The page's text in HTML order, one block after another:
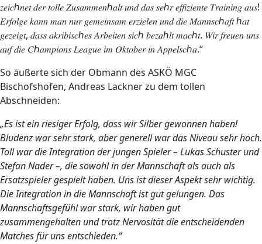
𝑧𝑒𝑖𝑐ℎ𝑛𝑒𝑡 𝑑𝑒𝑟 𝑡𝑜𝑙𝑙𝑒 𝑍𝑢𝑠𝑎𝑚𝑚𝑒𝑛ℎ𝑎𝑙𝑡 𝑢𝑛𝑑 𝑑𝑎𝑠 𝑠𝑒ℎ𝑟 𝑒𝑓𝑓𝑖𝑧𝑖𝑒𝑛𝑡𝑒 𝑇𝑟𝑎𝑖𝑛𝑖𝑛𝑔 𝑎𝑢𝑠!
𝐸𝑟𝑓𝑜𝑙𝑔𝑒 𝑘𝑎𝑛𝑛 𝑚𝑎𝑛 𝑛𝑢𝑟 𝑔𝑒𝑚𝑒𝑖𝑛𝑠𝑎𝑚 𝑒𝑟𝑧𝑖𝑒𝑙𝑒𝑛 𝑢𝑛𝑑 𝑑𝑖𝑒 𝑀𝑎𝑛𝑛𝑠𝑐ℎ𝑎𝑓𝑡 ℎ𝑎𝑡
𝑔𝑒𝑧𝑒𝑖𝑔𝑡, 𝑑𝑎𝑠𝑠 𝑎𝑘𝑟𝑖𝑏𝑖𝑠𝑐ℎ𝑒𝑠 𝐴𝑟𝑏𝑒𝑖𝑡𝑒𝑛 𝑠𝑖𝑐ℎ 𝑏𝑒𝑧𝑎ℎ𝑙𝑡 𝑚𝑎𝑐ℎ𝑡. 𝑊𝑖𝑟 𝑓𝑟𝑒𝑢𝑒𝑛 𝑢𝑛𝑠
𝑎𝑢𝑓 𝑑𝑖𝑒 𝐶ℎ𝑎𝑚𝑝𝑖𝑜𝑛𝑠 𝐿𝑒𝑎𝑔𝑢𝑒 𝑖𝑚 𝑂𝑘𝑡𝑜𝑏𝑒𝑟 𝑖𝑛 𝐴𝑝𝑝𝑒𝑙𝑠𝑐ℎ𝑎.“
So äußerte sich der Obmann des ASKÖ MGC
Bischofshofen, Andreas Lackner zu dem tollen
Abschneiden:
„Es ist ein riesiger Erfolg, dass wir Silber gewonnen haben!
Bludenz war sehr stark, aber generell war das Niveau sehr hoch.
Toll war die Integration der jungen Spieler – Lukas Schuster und
Stefan Nader –, die sowohl in der Mannschaft als auch als
Ersatzspieler gespielt haben. Uns ist dieser Aspekt sehr wichtig.
Die Integration in die Mannschaft ist gut gelungen. Das
Mannschaftsgefühl war stark, wir haben gut
zusammengehalten und trotz Nervosität die entscheidenden
Matches für uns entschieden.“